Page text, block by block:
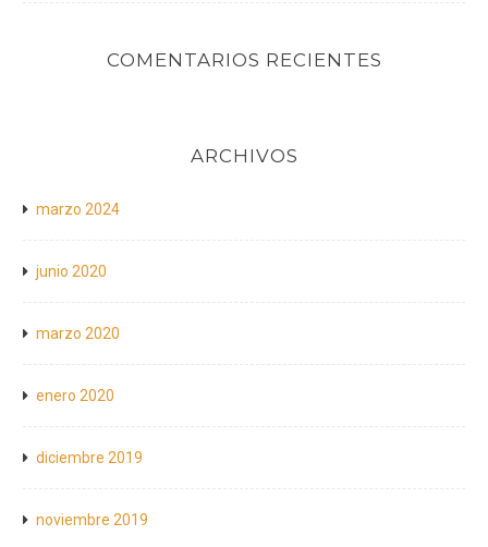
COMENTARIOS RECIENTES
ARCHIVOS
marzo 2024
junio 2020
marzo 2020
enero 2020
diciembre 2019
noviembre 2019